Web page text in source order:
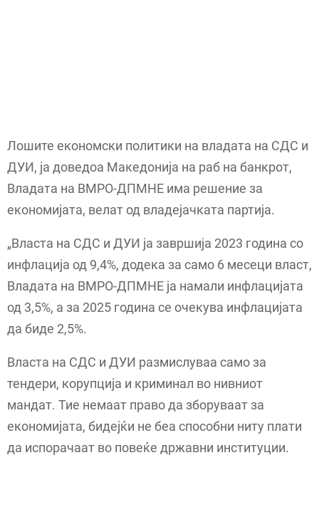
Лошите економски политики на владата на СДС и
ДУИ, ја доведоа Македонија на раб на банкрот,
Владата на ВМРО-ДПМНЕ има решение за
економијата, велат од владејачката партија.
„Власта на СДС и ДУИ ја завршија 2023 година со
инфлација од 9,4%, додека за само 6 месеци власт,
Владата на ВМРО-ДПМНЕ ја намали инфлацијата
од 3,5%, а за 2025 година се очекува инфлацијата
да биде 2,5%.
Власта на СДС и ДУИ размислуваа само за
тендери, корупција и криминал во нивниот
мандат. Тие немаат право да зборуваат за
економијата, бидејќи не беа способни ниту плати
да испорачаат во повеќе државни институции.